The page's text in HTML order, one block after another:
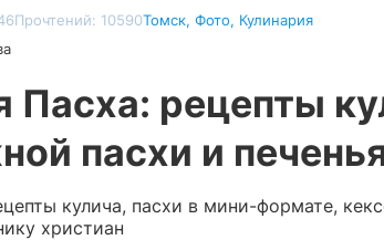
Прочтений: 10590Томск, Фото, Кулинария
Пасха: рецепты
пасхи и
кулича, пасхи в мини-формате,
христиан